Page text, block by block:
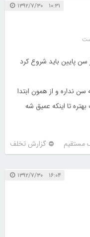
۱۰:۳۱ ۱۳۹۲/۷/۳۰
پایین باید شروع کرد
نداره و از همون ابتدا
تا اینکه عمیق شه
مستقیم گزارش تخلف
۱۶:۰۴ ۱۳۹۲/۷/۳۰